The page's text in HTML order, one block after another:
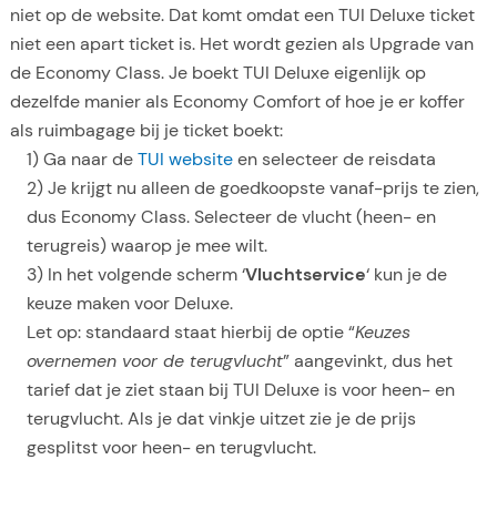
niet op de website. Dat komt omdat een TUI Deluxe ticket
niet een apart ticket is. Het wordt gezien als Upgrade van
de Economy Class. Je boekt TUI Deluxe eigenlijk op
dezelfde manier als Economy Comfort of hoe je er koffer
als ruimbagage bij je ticket boekt:
1) Ga naar deTUI websiteen selecteer de reisdata
2) Je krijgt nu alleen de goedkoopste vanaf-prijs te zien,
dus Economy Class. Selecteer de vlucht (heen- en
terugreis) waarop je mee wilt.
3) In het volgende scherm ‘Vluchtservice‘ kun je de
keuze maken voor Deluxe.
Let op: standaard staat hierbij de optie “Keuzes
overnemen voor de terugvlucht” aangevinkt, dus het
tarief dat je ziet staan bij TUI Deluxe is voor heen- en
terugvlucht. Als je dat vinkje uitzet zie je de prijs
gesplitst voor heen- en terugvlucht.